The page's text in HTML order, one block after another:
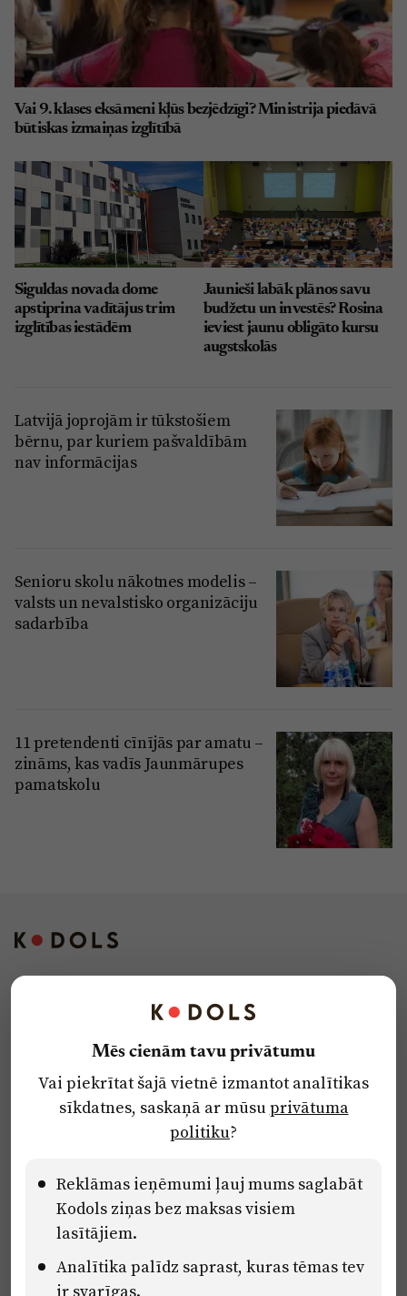
Vai 9. klases eksāmeni kļūs bezjēdzīgi? Ministrija piedāvā
būtiskas izmaiņas izglītībā
Siguldas novada dome
apstiprina vadītājus trim
izglītības iestādēm
Jaunieši labāk plānos savu
budžetu un investēs? Rosina
ieviest jaunu obligāto kursu
augstskolās
Latvijā joprojām ir tūkstošiem
bērnu, par kuriem pašvaldībām
nav informācijas
Senioru skolu nākotnes modelis –
valsts un nevalstisko organizāciju
sadarbība
11 pretendenti cīnījās par amatu –
zināms, kas vadīs Jaunmārupes
pamatskolu
Privātuma politika
Ētikas kodekss
Pārredzamības paziņojumi
Eiropas Savienības Atveseļošanas un noturības mehānisma plāna
2.2. reformu un investīciju virziena “Uzņēmumu digitālā
transformācija un inovācijas” 2.2.1.5.i. investīcijas “Mediju nozares
Mēs cienām tavu privātumu
Vai piekrītat šajā vietnē izmantot analītikas
sīkdatnes, saskaņā ar mūsuprivātuma
politiku?
Reklāmas ieņēmumi ļauj mums saglabāt
Kodols ziņas bez maksas visiem
lasītājiem.
Analītika palīdz saprast, kuras tēmas tev
ir svarīgas.